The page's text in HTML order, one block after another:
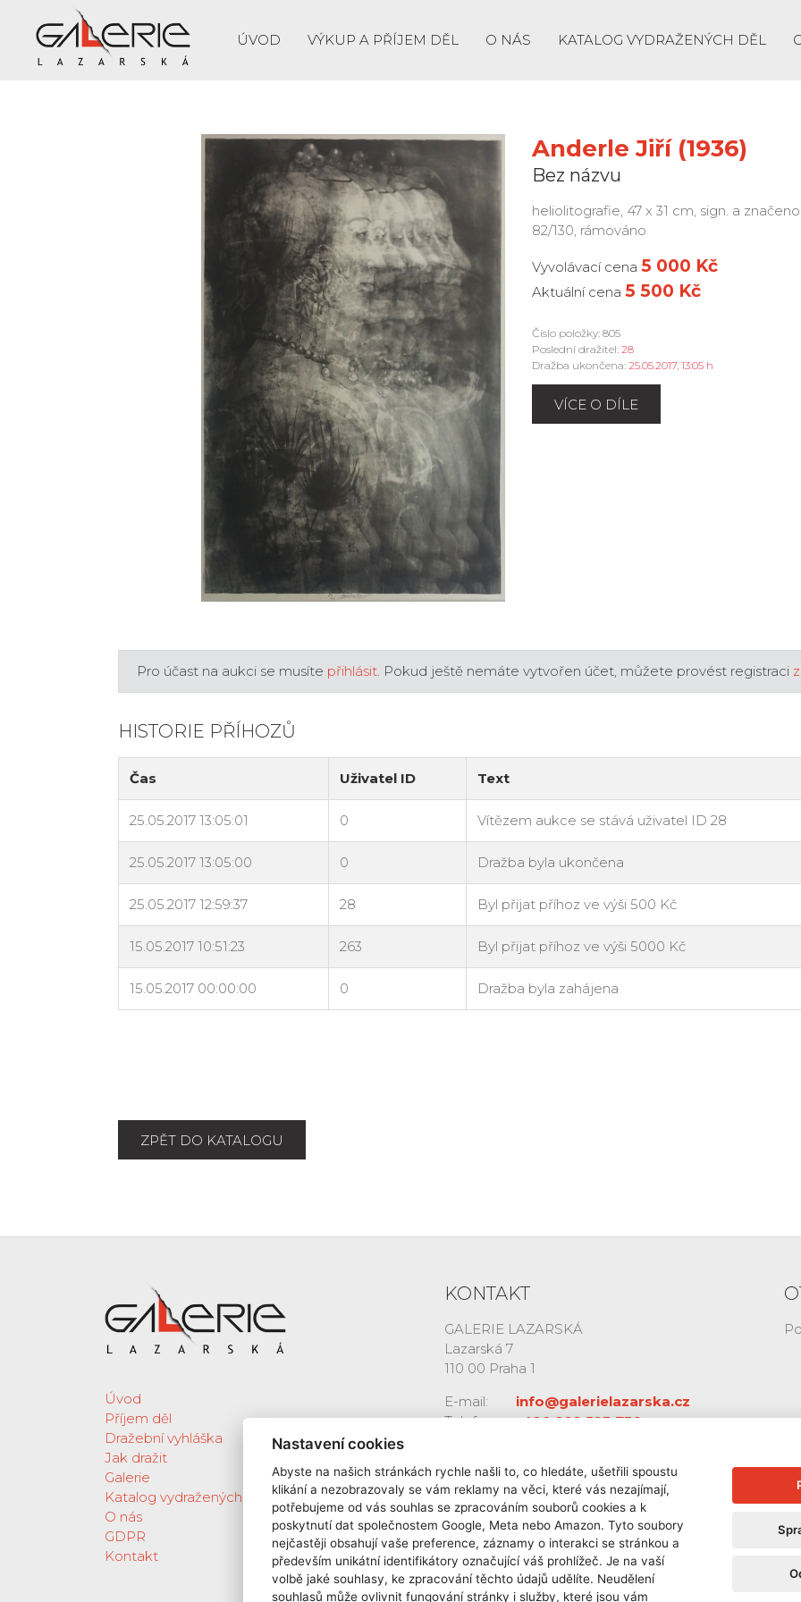
ÚVOD VÝKUP A PŘÍJEM DĚL O NÁS KATALOG VYDRAŽENÝCH DĚL
Anderle Jiří (1936)
Bez názvu
heliolitografie, 47 x 31 cm, sign. a
82/130, rámováno
Vyvolávací cena 5 000 Kč
Aktuální cena 5 500 Kč
Číslo položky: 805
Poslední dražitel: 28
Dražba ukončena: 25.05.2017, 13:05 h
VÍCE O DÍLE
Pro účast na aukci se musíte přihlásit. Pokud ještě nemáte vytvořen účet, můžete provést registraci
HISTORIE PŘÍHOZŮ
ZPĚT DO KATALOGU
Úvod
Příjem děl
Dražební vyhláška
Jak dražit
Galerie
Katalog vydražených děl
O nás
GDPR
Kontakt
KONTAKT
GALERIE LAZARSKÁ
Lazarská 7
110 00 Praha 1
E-mail:
info@galerielazarska.cz
Telefon:
+420 222 523 739
Nastavení cookies
Abyste na našich stránkách rychle našli to, co hledáte, ušetřili spoustu
klikání a nezobrazovaly se vám reklamy na věci, které vás nezajímají,
potřebujeme od vás souhlas se zpracováním souborů cookies a k
poskytnutí dat společnostem Google, Meta nebo Amazon. Tyto soubory
nejčastěji obsahují vaše preference, záznamy o interakci se stránkou a
především unikátní identifikátory označující váš prohlížeč. Je na vaší
volbě jaké souhlasy, ke zpracování těchto údajů udělíte. Neudělení
souhlasů může ovlivnit fungování stránky i služby, které jsou vám